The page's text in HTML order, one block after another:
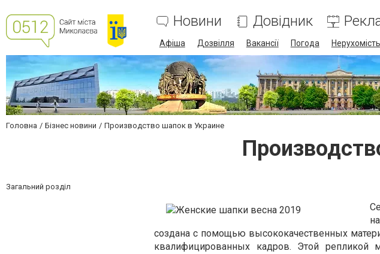
Новини Довідник
Афіша Дозвілля Вакансії Погода Нерухомість
Головна Бізнес новини Производство шапок в Украине
Загальний розділ
создана с помощью высококачественных
квалифицированных кадров. Этой репликой